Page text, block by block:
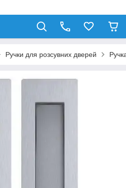
Ручки для розсувних дверей